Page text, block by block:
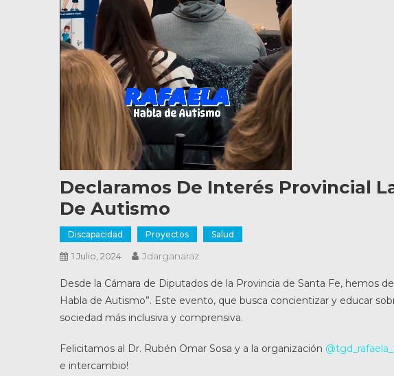
Declaramos De Interés Provincial
De Autismo
Discapacidad Proyectos Salud
1 Julio, 2024 Jdarganaraz
Desde la Cámara de Diputados de la Provincia de Santa Fe, hemos
Habla de Autismo”. Este evento, que busca concientizar y educar
sociedad más inclusiva y comprensiva.
Felicitamos al Dr. Rubén Omar Sosa y a la organización
e intercambio!